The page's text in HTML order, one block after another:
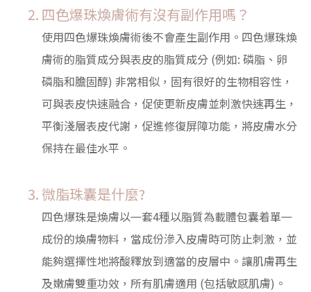
四色爆珠煥膚術有沒有副作用嗎？
使用四色爆珠煥膚術後不會產生副作用。四色爆珠煥
膚術的脂質成分與表皮的脂質成分 (例如: 磷脂、卵
磷脂和膽固醇) 非常相似，固有很好的生物相容性，
可與表皮快速融合，促使更新皮膚並刺激快速再生，
平衡淺層表皮代謝，促進修復屏障功能，將皮膚水分
保持在最佳水平。
微脂珠囊是什麼?
四色爆珠是煥膚以㇐套4種以脂質為載體包囊着單㇐
成份的煥膚物料，當成份滲入皮膚時可防止刺激，並
能夠選擇性地將酸釋放到適當的皮層中。讓肌膚再生
及嫩膚雙重功效，所有肌膚適用 (包括敏感肌膚)。